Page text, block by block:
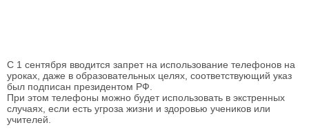
С 1 сентября вводится запрет на использование телефонов на
уроках, даже в образовательных целях, соответствующий указ
был подписан президентом РФ.
При этом телефоны можно будет использовать в экстренных
случаях, если есть угроза жизни и здоровью учеников или
учителей.